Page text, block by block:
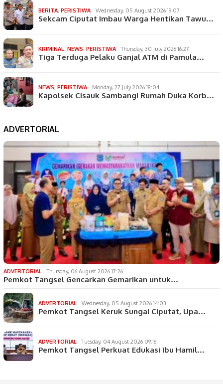
BERITA, PERISTIWA Wednesday, 05 August 2026 19:07
Sekcam Ciputat Imbau Warga Hentikan Tawu…
KRIMINAL, NEWS, PERISTIWA Thursday, 30 July 2026 16:27
Tiga Terduga Pelaku Ganjal ATM di Pamula…
NEWS, PERISTIWA Monday, 27 July 2026 18:04
Kapolsek Cisauk Sambangi Rumah Duka Korb…
ADVERTORIAL
ADVERTORIAL Thursday, 06 August 2026 17:26
Pemkot Tangsel Gencarkan Gemarikan untuk…
ADVERTORIAL Wednesday, 05 August 2026 14:03
Pemkot Tangsel Keruk Sungai Ciputat, Upa…
ADVERTORIAL Tuesday, 04 August 2026 09:16
Pemkot Tangsel Perkuat Edukasi Ibu Hamil…